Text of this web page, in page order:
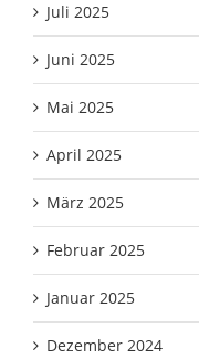
Juli 2025
Juni 2025
Mai 2025
April 2025
März 2025
Februar 2025
Januar 2025
Dezember 2024